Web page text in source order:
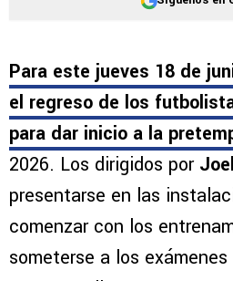
Síguenos en
Para este jueves 18 de
el regreso de los
para dar inicio a la
2026. Los dirigidos por